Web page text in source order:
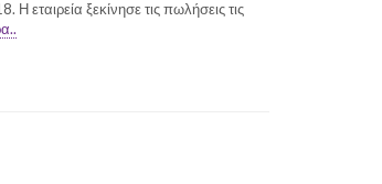
εταιρεία ξεκίνησε τις πωλήσεις τις